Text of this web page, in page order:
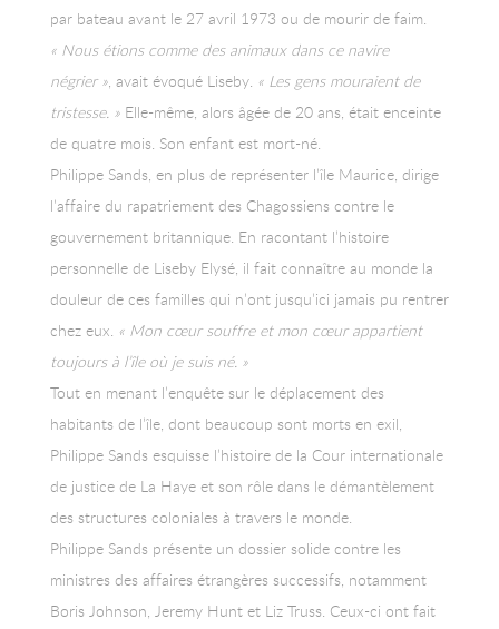
par bateau avant le 27 avril 1973 ou de mourir de faim.
« Nous étions comme des animaux dans ce navire
négrier », avait évoqué Liseby. « Les gens mouraient de
tristesse. »Elle-même, alors âgée de 20 ans, était enceinte
de quatre mois. Son enfant est mort-né.
Philippe Sands, en plus de représenter l’île Maurice, dirige
l’affaire du rapatriement des Chagossiens contre le
gouvernement britannique. En racontant l’histoire
personnelle de Liseby Elysé, il fait connaître au monde la
douleur de ces familles qui n’ont jusqu’ici jamais pu rentrer
chez eux. « Mon cœur souffre et mon cœur appartient
toujours à l’île où je suis né. »
Tout en menant l’enquête sur le déplacement des
habitants de l’île, dont beaucoup sont morts en exil,
Philippe Sands esquisse l’histoire de la Cour internationale
de justice de La Haye et son rôle dans le démantèlement
des structures coloniales à travers le monde.
Philippe Sands présente un dossier solide contre les
ministres des affaires étrangères successifs, notamment
Boris Johnson, Jeremy Hunt et Liz Truss. Ceux-ci ont fait